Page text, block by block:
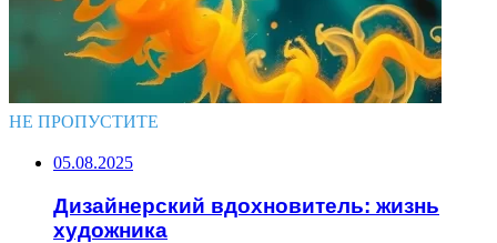
НЕ ПРОПУСТИТЕ
05.08.2025
Дизайнерский вдохновитель: жизнь
художника